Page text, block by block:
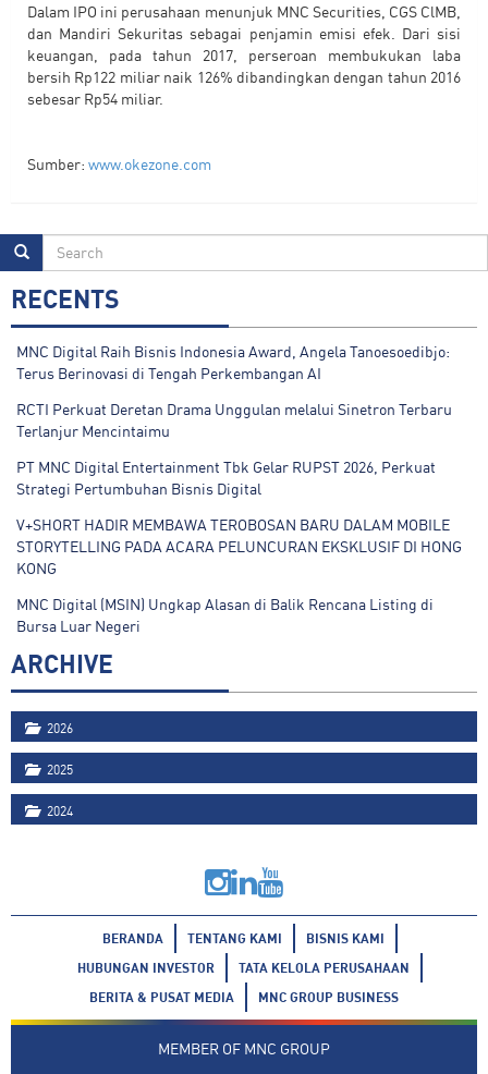
Dalam IPO ini perusahaan menunjuk MNC Securities, CGS ClMB,
dan Mandiri Sekuritas sebagai penjamin emisi efek. Dari sisi
keuangan, pada tahun 2017, perseroan membukukan laba
bersih Rp122 miliar naik 126% dibandingkan dengan tahun 2016
sebesar Rp54 miliar.
Sumber: www.okezone.com
RECENTS
MNC Digital Raih Bisnis Indonesia Award, Angela Tanoesoedibjo:
Terus Berinovasi di Tengah Perkembangan AI
RCTI Perkuat Deretan Drama Unggulan melalui Sinetron Terbaru
Terlanjur Mencintaimu
PT MNC Digital Entertainment Tbk Gelar RUPST 2026, Perkuat
Strategi Pertumbuhan Bisnis Digital
V+SHORT HADIR MEMBAWA TEROBOSAN BARU DALAM MOBILE
STORYTELLING PADA ACARA PELUNCURAN EKSKLUSIF DI HONG
KONG
MNC Digital (MSIN) Ungkap Alasan di Balik Rencana Listing di
Bursa Luar Negeri
ARCHIVE
2026
2025
2024
BERANDA TENTANG KAMI
BISNIS KAMI
HUBUNGAN INVESTOR
TATA KELOLA PERUSAHAAN
BERITA & PUSAT MEDIA
MNC GROUP BUSINESS
MEMBER OF MNC GROUP